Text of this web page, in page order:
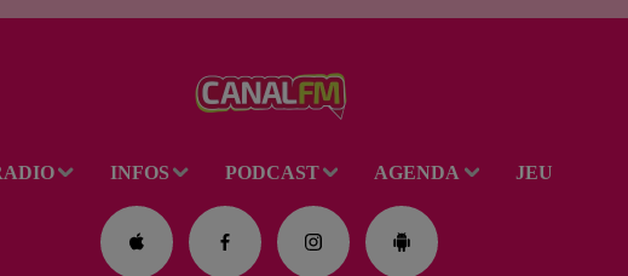
l'enseigne Lidl
plusieurs lots
d'œufs vendus par
Une...
informations
perdu la vie dans
INFOS PODCAST AGENDA JEU